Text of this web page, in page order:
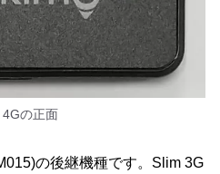
4Gの正面
の後継機種です。Slim 3G